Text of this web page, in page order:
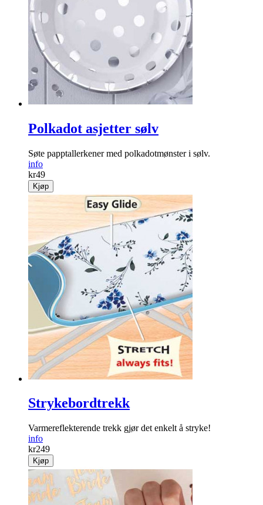
Polkadot asjetter sølv
Søte papptallerkener med polkadotmønster i sølv.
info
kr49
Kjøp
Strykebordtrekk
Varmereflekterende trekk gjør det enkelt å stryke!
info
kr249
Kjøp